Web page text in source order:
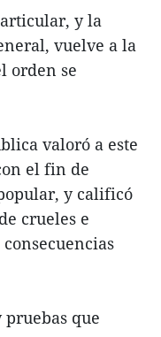
y la
vuelve a la
orden se
valoró a este
el fin de
y calificó
crueles e
que